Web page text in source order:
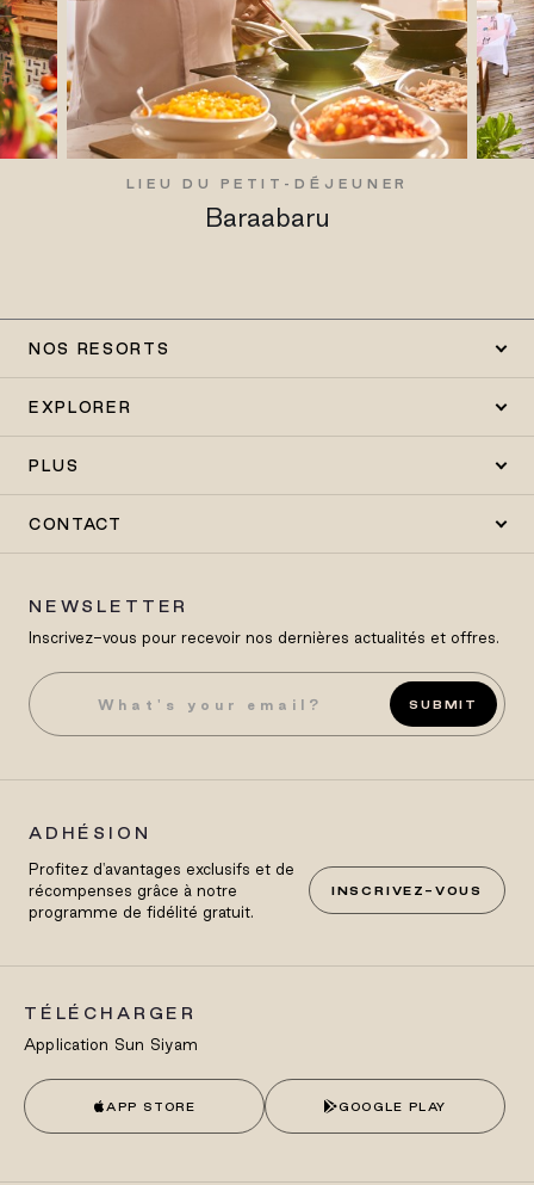
LIEU DU PETIT-DÉJEUNER
Baraabaru
NOS RESORTS
EXPLORER
PLUS
CONTACT
NEWSLETTER
Inscrivez-vous pour recevoir nos dernières actualités et offres.
SUBMIT
ADHÉSION
Profitez d'avantages exclusifs et de
récompenses grâce à notre
programme de fidélité gratuit.
INSCRIVEZ-VOUS
TÉLÉCHARGER
Application Sun Siyam
APP STORE GOOGLE PLAY